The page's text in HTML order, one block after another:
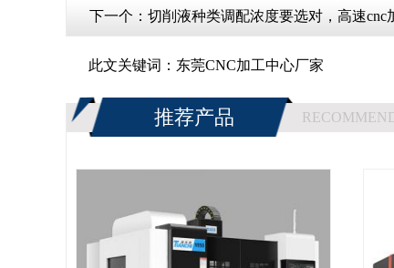
下一个： 切削液种类调配浓度要选对，高速
此文关键词： 东莞CNC加工中心厂家
推荐产品